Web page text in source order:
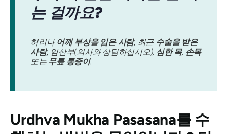
는 걸까요?
허리나 어깨 부상을 입은 사람, 최근 수술을 받은
사람, 임산부(의사와 상담하십시오), 심한 목, 손목
또는 무릎 통증이.
Urdhva Mukha Pasasana를 수